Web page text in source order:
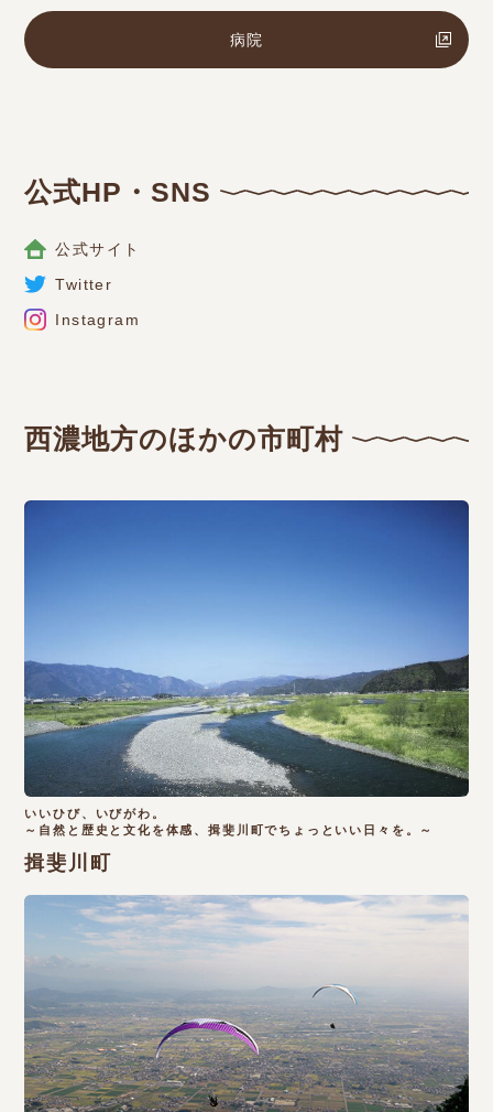
病院
公式HP・SNS
公式サイト
Twitter
Instagram
西濃地方のほかの市町村
いいひび、いびがわ。
～自然と歴史と文化を体感、揖斐川町でちょっといい日々を。～
揖斐川町